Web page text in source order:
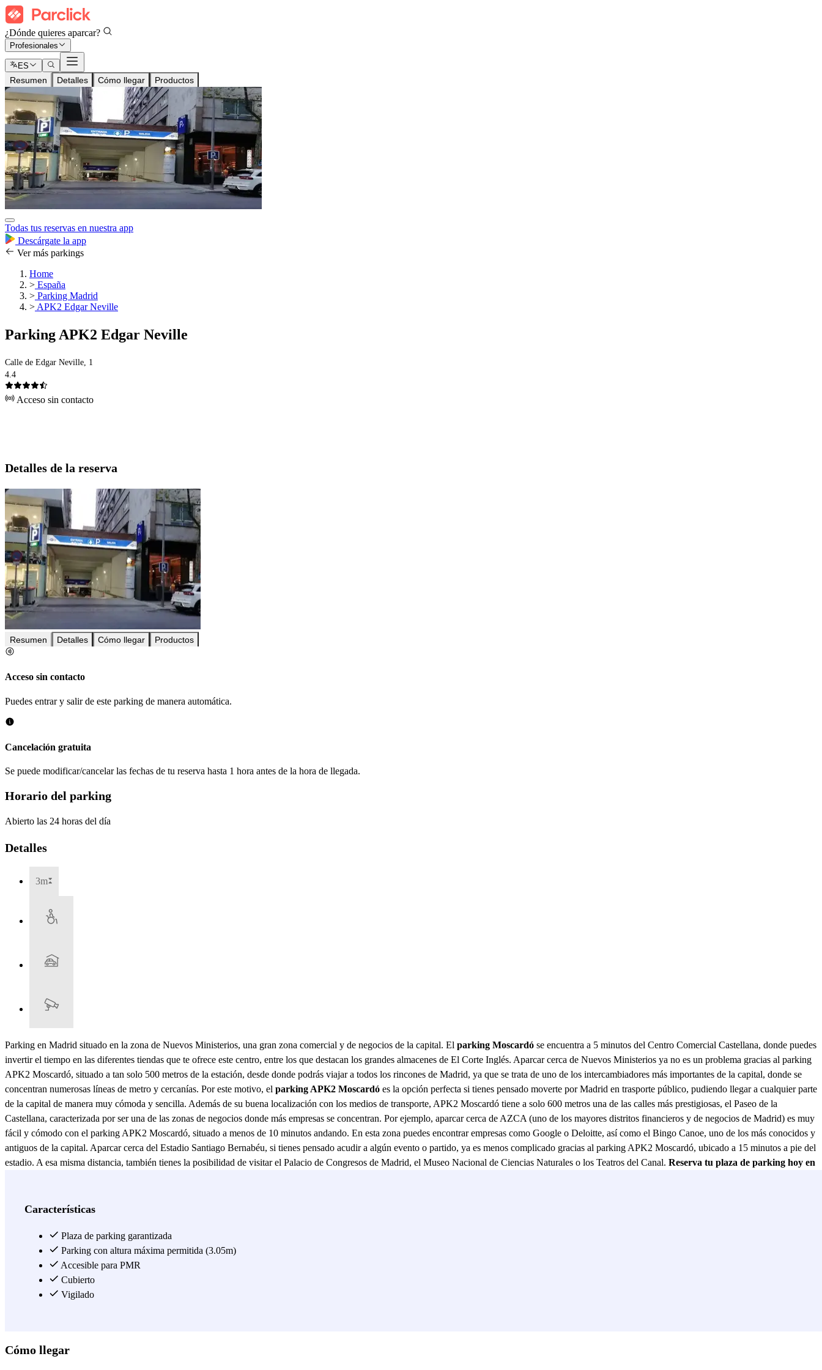
¿Dónde quieres aparcar?
Profesionales
ES
Resumen Detalles Cómo llegar Productos
Todas tus reservas en nuestra app
Descárgate la app
Ver más parkings
Home
> España
> Parking Madrid
> APK2 Edgar Neville
Parking APK2 Edgar Neville
Calle de Edgar Neville, 1
4.4
Acceso sin contacto
Detalles de la reserva
Resumen Detalles Cómo llegar Productos
Acceso sin contacto
Puedes entrar y salir de este parking de manera automática.
Cancelación gratuita
Se puede modificar/cancelar las fechas de tu reserva hasta 1 hora antes de la hora de llegada.
Horario del parking
Abierto las 24 horas del día
Detalles
3m
Parking en Madrid situado en la zona de Nuevos Ministerios, una gran zona comercial y de negocios de la capital. El parking Moscardó se encuentra a 5 minutos del Centro Comercial Castellana, donde puedes
invertir el tiempo en las diferentes tiendas que te ofrece este centro, entre los que destacan los grandes almacenes de El Corte Inglés. Aparcar cerca de Nuevos Ministerios ya no es un problema gracias al parking
APK2 Moscardó, situado a tan solo 500 metros de la estación, desde donde podrás viajar a todos los rincones de Madrid, ya que se trata de uno de los intercambiadores más importantes de la capital, donde se
concentran numerosas líneas de metro y cercanías. Por este motivo, el parking APK2 Moscardó es la opción perfecta si tienes pensado moverte por Madrid en trasporte público, pudiendo llegar a cualquier parte
de la capital de manera muy cómoda y sencilla. Además de su buena localización con los medios de transporte, APK2 Moscardó tiene a solo 600 metros una de las calles más prestigiosas, el Paseo de la
Castellana, caracterizada por ser una de las zonas de negocios donde más empresas se concentran. Por ejemplo, aparcar cerca de AZCA (uno de los mayores distritos financieros y de negocios de Madrid) es muy
fácil y cómodo con el parking APK2 Moscardó, situado a menos de 10 minutos andando. En esta zona puedes encontrar empresas como Google o Deloitte, así como el Bingo Canoe, uno de los más conocidos y
antiguos de la capital. Aparcar cerca del Estadio Santiago Bernabéu, si tienes pensado acudir a algún evento o partido, ya es menos complicado gracias al parking APK2 Moscardó, ubicado a 15 minutos a pie del
estadio. A esa misma distancia, también tienes la posibilidad de visitar el Palacio de Congresos de Madrid, el Museo Nacional de Ciencias Naturales o los Teatros del Canal. Reserva tu plaza de parking hoy en
Características
Plaza de parking garantizada
Parking con altura máxima permitida (3.05m)
Accesible para PMR
Cubierto
Vigilado
Cómo llegar